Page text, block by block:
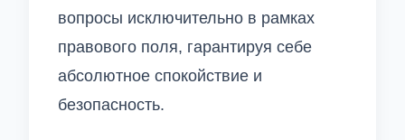
вопросы исключительно в рамках
правового поля, гарантируя себе
абсолютное спокойствие и
безопасность.